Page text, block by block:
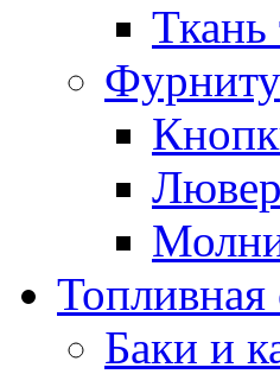
Ткань
Топливная
Баки и